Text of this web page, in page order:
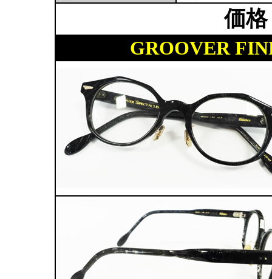
価格
GROOVER